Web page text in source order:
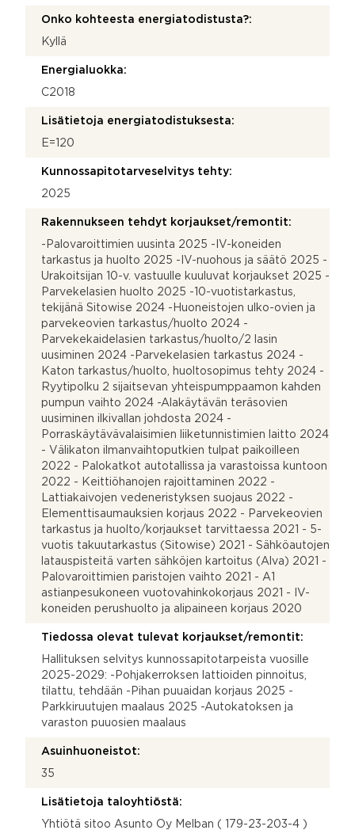
Onko kohteesta energiatodistusta?:
Kyllä
Energialuokka:
C2018
Lisätietoja energiatodistuksesta:
E=120
Kunnossapitotarveselvitys tehty:
2025
Rakennukseen tehdyt korjaukset/remontit:
-Palovaroittimien uusinta 2025 -IV-koneiden
tarkastus ja huolto 2025 -IV-nuohous ja säätö 2025 -
Urakoitsijan 10-v. vastuulle kuuluvat korjaukset 2025 -
Parvekelasien huolto 2025 -10-vuotistarkastus,
tekijänä Sitowise 2024 -Huoneistojen ulko-ovien ja
parvekeovien tarkastus/huolto 2024 -
Parvekekaidelasien tarkastus/huolto/2 lasin
uusiminen 2024 -Parvekelasien tarkastus 2024 -
Katon tarkastus/huolto, huoltosopimus tehty 2024 -
Ryytipolku 2 sijaitsevan yhteispumppaamon kahden
pumpun vaihto 2024 -Alakäytävän teräsovien
uusiminen ilkivallan johdosta 2024 -
Porraskäytävävalaisimien liiketunnistimien laitto 2024
- Välikaton ilmanvaihtoputkien tulpat paikoilleen
2022 - Palokatkot autotallissa ja varastoissa kuntoon
2022 - Keittiöhanojen rajoittaminen 2022 -
Lattiakaivojen vedeneristyksen suojaus 2022 -
Elementtisaumauksien korjaus 2022 - Parvekeovien
tarkastus ja huolto/korjaukset tarvittaessa 2021 - 5-
vuotis takuutarkastus (Sitowise) 2021 - Sähköautojen
latauspisteitä varten sähköjen kartoitus (Alva) 2021 -
Palovaroittimien paristojen vaihto 2021 - A1
astianpesukoneen vuotovahinkokorjaus 2021 - IV-
koneiden perushuolto ja alipaineen korjaus 2020
Tiedossa olevat tulevat korjaukset/remontit:
Hallituksen selvitys kunnossapitotarpeista vuosille
2025-2029: -Pohjakerroksen lattioiden pinnoitus,
tilattu, tehdään -Pihan puuaidan korjaus 2025 -
Parkkiruutujen maalaus 2025 -Autokatoksen ja
varaston puuosien maalaus
Asuinhuoneistot:
35
Lisätietoja taloyhtiöstä:
Yhtiötä sitoo Asunto Oy Melban ( 179-23-203-4 )